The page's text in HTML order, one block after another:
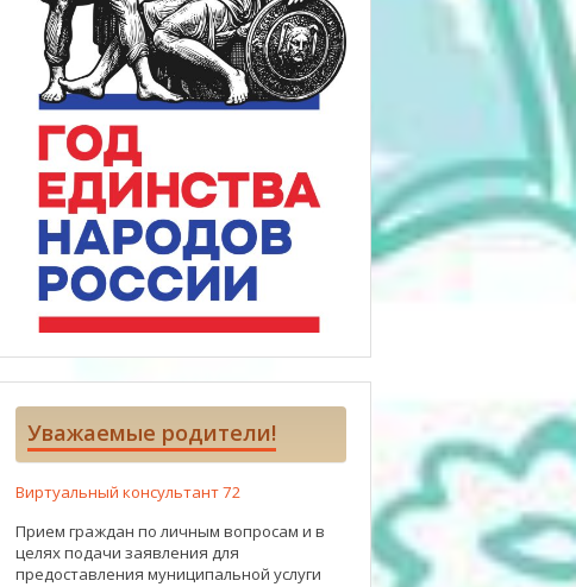
Уважаемые родители!
Виртуальный консультант 72
Прием граждан по личным вопросам и в
целях подачи заявления для
предоставления муниципальной услуги